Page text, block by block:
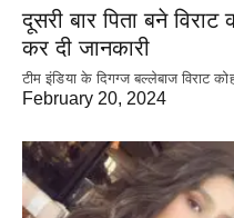
दूसरी बार‌ पिता बने
कर दी‌ जानकारी
टीम इंडिया के दिगग्ज बल्लेबाज विराट
February 20, 2024